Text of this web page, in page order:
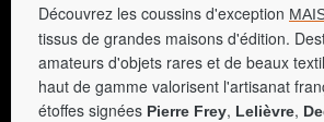
Découvrez les coussins d'exception
tissus de grandes maisons d'édition.
amateurs d'objets rares et de beaux
haut de gamme valorisent l'artisanat
étoffes signées Pierre Frey, Lelièvre,